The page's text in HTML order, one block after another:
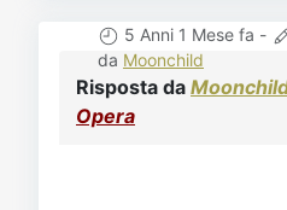
5 Anni 1 Mese fa -
da Moonchild
Risposta da
Opera